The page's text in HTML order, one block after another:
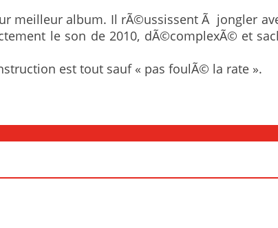
meilleur album. Il rÃ©ussissent Ã jongler
le son de 2010, dÃ©complexÃ© et
est tout sauf « pas foulÃ© la rate ».